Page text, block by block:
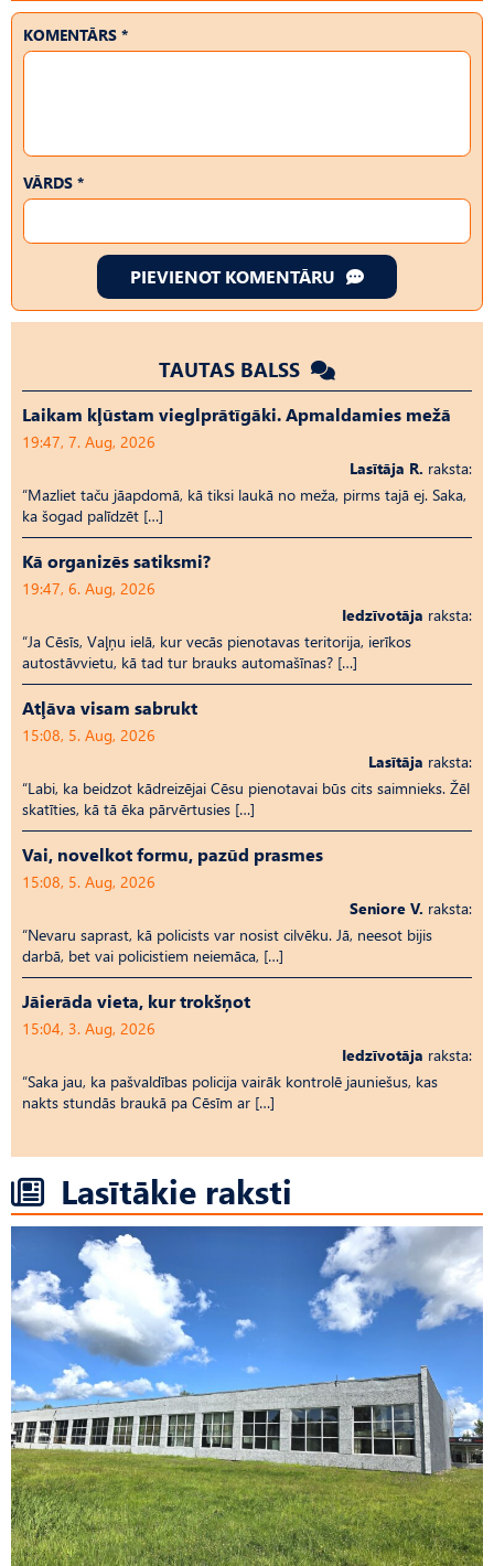
KOMENTĀRS *
VĀRDS *
PIEVIENOT KOMENTĀRU
TAUTAS BALSS
Laikam kļūstam vieglprātīgāki. Apmaldamies mežā
19:47, 7. Aug, 2026
Lasītāja R. raksta:
“Mazliet taču jāapdomā, kā tiksi laukā no meža, pirms tajā ej. Saka,
ka šogad palīdzēt […]
Kā organizēs satiksmi?
19:47, 6. Aug, 2026
Iedzīvotāja raksta:
“Ja Cēsīs, Vaļņu ielā, kur vecās pienotavas teritorija, ierīkos
autostāvvietu, kā tad tur brauks automašīnas? […]
Atļāva visam sabrukt
15:08, 5. Aug, 2026
Lasītāja raksta:
“Labi, ka beidzot kādreizējai Cēsu pienotavai būs cits saimnieks. Žēl
skatīties, kā tā ēka pārvērtusies […]
Vai, novelkot formu, pazūd prasmes
15:08, 5. Aug, 2026
Seniore V. raksta:
“Nevaru saprast, kā policists var nosist cilvēku. Jā, neesot bijis
darbā, bet vai policistiem neiemāca, […]
Jāierāda vieta, kur trokšņot
15:04, 3. Aug, 2026
Iedzīvotāja raksta:
“Saka jau, ka pašvaldības policija vairāk kontrolē jauniešus, kas
nakts stundās braukā pa Cēsīm ar […]
Lasītākie raksti